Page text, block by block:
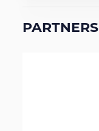
PARTNERS